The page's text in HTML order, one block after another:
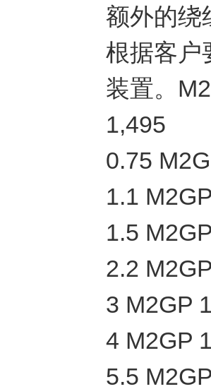
额外的绕
根据客户
装置。
1,495
0.75
1.1
1.5
2.2
3 M2GP
4 M2GP
5.5